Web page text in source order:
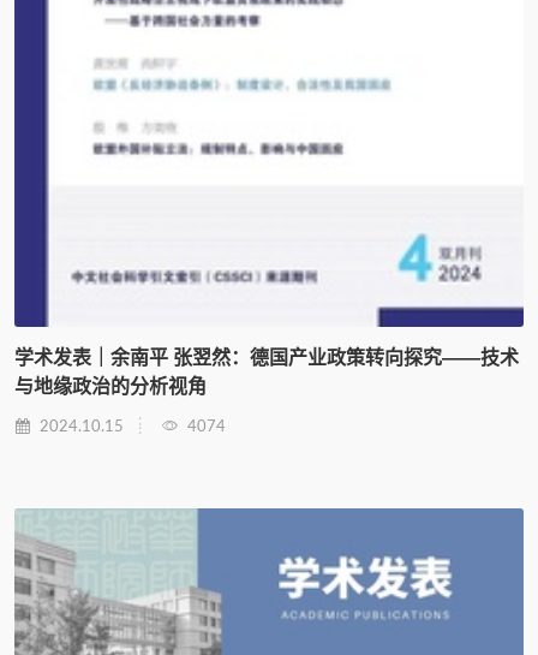
学术发表｜余南平 张翌然：德国产业政策转向探究——技术
与地缘政治的分析视角
2024.10.15 4074